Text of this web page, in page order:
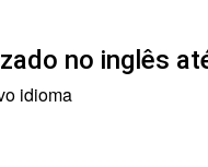
no inglês
idioma